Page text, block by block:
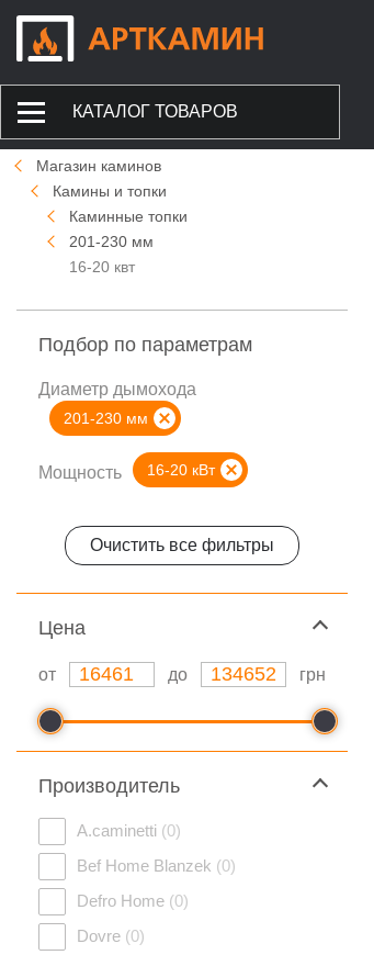
КАТАЛОГ ТОВАРОВ
Магазин каминов
Камины и топки
Каминные топки
201-230 мм
16-20 квт
Подбор по параметрам
Диаметр дымохода
201-230 мм
Мощность 16-20 кВт
Очистить все фильтры
Цeна
от до грн
Производитель
A.caminetti (0)
Bef Home Blanzek (0)
Defro Home (0)
Dovre (0)